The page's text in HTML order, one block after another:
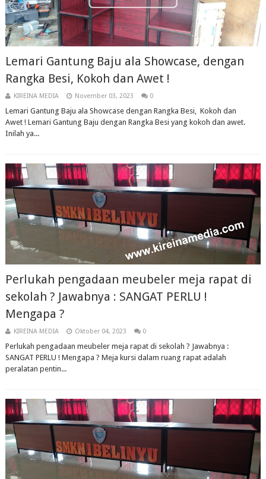
Lemari Gantung Baju ala Showcase, dengan
Rangka Besi, Kokoh dan Awet !
KIREINA MEDIA November 03, 2023 0
Lemari Gantung Baju ala Showcase dengan Rangka Besi, Kokoh dan
Awet ! Lemari Gantung Baju dengan Rangka Besi yang kokoh dan awet.
Inilah ya...
Perlukah pengadaan meubeler meja rapat di
sekolah ? Jawabnya : SANGAT PERLU !
Mengapa ?
KIREINA MEDIA Oktober 04, 2023 0
Perlukah pengadaan meubeler meja rapat di sekolah ? Jawabnya :
SANGAT PERLU ! Mengapa ? Meja kursi dalam ruang rapat adalah
peralatan pentin...